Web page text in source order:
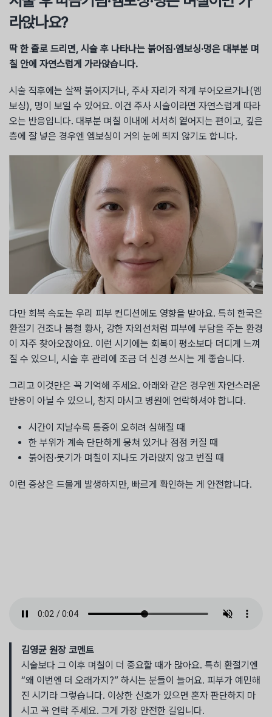
라앉나요?
딱 한 줄로 드리면, 시술 후 나타나는 붉어짐·엠보싱·멍은 대부분 며
칠 안에 자연스럽게 가라앉습니다.
시술 직후에는 살짝 붉어지거나, 주사 자리가 작게 부어오르거나(엠
보싱), 멍이 보일 수 있어요. 이건 주사 시술이라면 자연스럽게 따라
오는 반응입니다. 대부분 며칠 이내에 서서히 옅어지는 편이고, 깊은
층에 잘 넣은 경우엔 엠보싱이 거의 눈에 띄지 않기도 합니다.
다만 회복 속도는 우리 피부 컨디션에도 영향을 받아요. 특히 한국은
환절기 건조나 봄철 황사, 강한 자외선처럼 피부에 부담을 주는 환경
이 자주 찾아오잖아요. 이런 시기에는 회복이 평소보다 더디게 느껴
질 수 있으니, 시술 후 관리에 조금 더 신경 쓰시는 게 좋습니다.
그리고 이것만은 꼭 기억해 주세요. 아래와 같은 경우엔 자연스러운
반응이 아닐 수 있으니, 참지 마시고 병원에 연락하셔야 합니다.
시간이 지날수록 통증이 오히려 심해질 때
한 부위가 계속 단단하게 뭉쳐 있거나 점점 커질 때
붉어짐·붓기가 며칠이 지나도 가라앉지 않고 번질 때
이런 증상은 드물게 발생하지만, 빠르게 확인하는 게 안전합니다.
김영균 원장 코멘트
시술보다 그 이후 며칠이 더 중요할 때가 많아요. 특히 환절기엔
“왜 이번엔 더 오래가지?” 하시는 분들이 늘어요. 피부가 예민해
진 시기라 그렇습니다. 이상한 신호가 있으면 혼자 판단하지 마
시고 꼭 연락 주세요. 그게 가장 안전한 길입니다.